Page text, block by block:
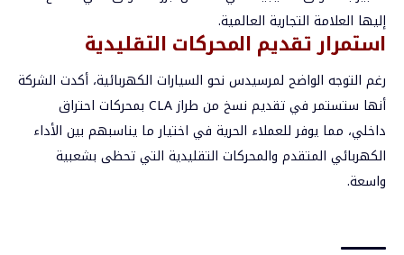
إليها العلامة التجارية العالمية.
استمرار تقديم المحركات التقليدية
رغم التوجه الواضح لمرسيدس نحو السيارات الكهربائية، أكدت الشركة
أنها ستستمر في تقديم نسخ من طراز CLA بمحركات احتراق
داخلي، مما يوفر للعملاء الحرية في اختيار ما يناسبهم بين الأداء
الكهربائي المتقدم والمحركات التقليدية التي تحظى بشعبية
واسعة.